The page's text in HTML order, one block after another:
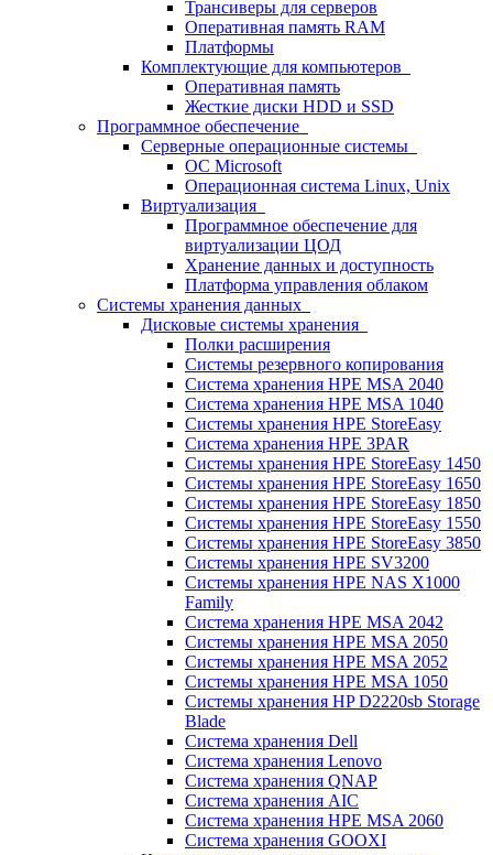
Трансиверы для серверов
Оперативная память RAM
Платформы
Комплектующие для компьютеров
Оперативная память
Жесткие диски HDD и SSD
Программное обеспечение
Серверные операционные системы
ОС Microsoft
Операционная система Linux, Unix
Виртуализация
Программное обеспечение для
виртуализации ЦОД
Хранение данных и доступность
Платформа управления облаком
Системы хранения данных
Дисковые системы хранения
Полки расширения
Системы резервного копирования
Система хранения HPE MSA 2040
Система хранения HPE MSA 1040
Системы хранения HPE StoreEasy
Система хранения HPE 3PAR
Системы хранения HPE StoreEasy 1450
Системы хранения HPE StoreEasy 1650
Системы хранения HPE StoreEasy 1850
Системы хранения HPE StoreEasy 1550
Системы хранения HPE StoreEasy 3850
Системы хранения HPE SV3200
Системы хранения HPE NAS X1000
Family
Система хранения HPE MSA 2042
Системы хранения HPE MSA 2050
Системы хранения HPE MSA 2052
Системы хранения HPE MSA 1050
Системы хранения HP D2220sb Storage
Blade
Система хранения Dell
Система хранения Lenovo
Система хранения QNAP
Система хранения AIC
Система хранения HPE MSA 2060
Система хранения GOOXI